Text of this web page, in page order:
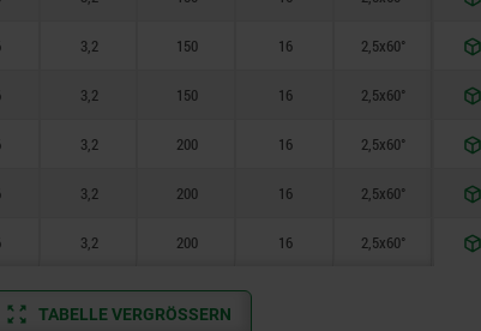
3,2 150 16 2,5x60°
3,2 150 16 2,5x60°
3,2 200 16 2,5x60°
3,2 200 16 2,5x60°
3,2 200 16 2,5x60°
TABELLE VERGRÖSSERN